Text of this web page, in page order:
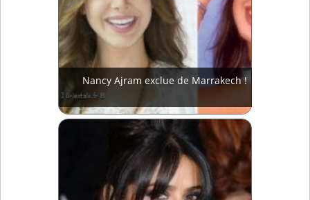
Nancy Ajram exclue de Marrakech !